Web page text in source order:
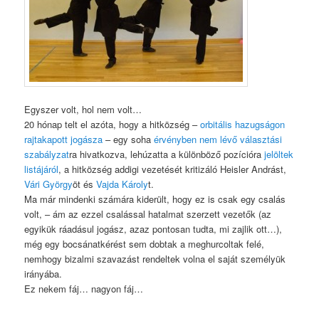
Egyszer volt, hol nem volt…
20 hónap telt el azóta, hogy a hitközség –orbitális hazugságon
rajtakapott jogásza – egy sohaérvényben nem lévő választási
szabályzatra hivatkozva, lehúzatta a különböző pozíciórajelöltek
listájáról, a hitközség addigi vezetését kritizáló Heisler Andrást,
Vári Györgyöt ésVajda Károlyt.
Ma már mindenki számára kiderült, hogy ez is csak egy csalás
volt, – ám az ezzel csalással hatalmat szerzett vezetők (az
egyikük ráadásul jogász, azaz pontosan tudta, mi zajlik ott…),
még egy bocsánatkérést sem dobtak a meghurcoltak felé,
nemhogy bizalmi szavazást rendeltek volna el saját személyük
irányába.
Ez nekem fáj… nagyon fáj…